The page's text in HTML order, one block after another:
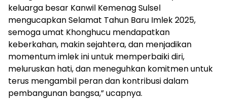
keluarga besar Kanwil Kemenag Sulsel
mengucapkan Selamat Tahun Baru Imlek 2025,
semoga umat Khonghucu mendapatkan
keberkahan, makin sejahtera, dan menjadikan
momentum imlek ini untuk memperbaiki diri,
meluruskan hati, dan meneguhkan komitmen untuk
terus mengambil peran dan kontribusi dalam
pembangunan bangsa,” ucapnya.